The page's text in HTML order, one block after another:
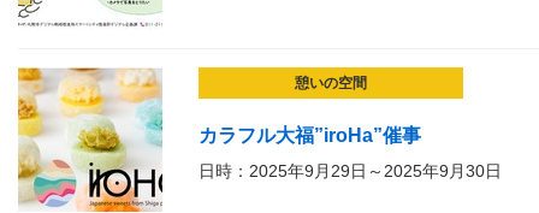
憩いの空間
カラフル大福”iroHa”催事
日時：2025年9月29日～2025年9月30日